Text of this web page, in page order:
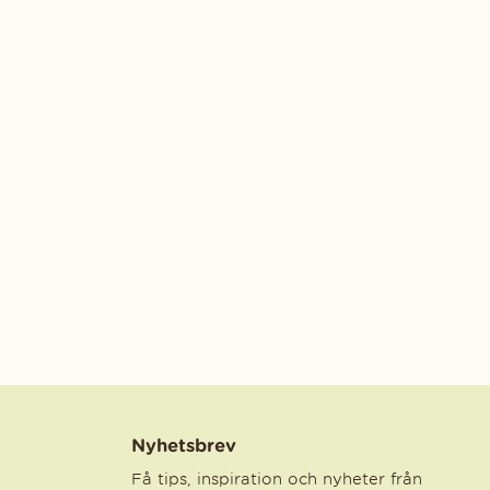
Nyhetsbrev
Få tips, inspiration och nyheter från